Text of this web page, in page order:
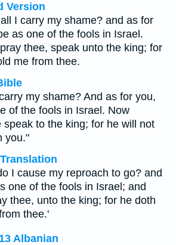
Version
I carry my shame? and as for
as one of the fools in Israel.
thee, speak unto the king; for
me from thee.
my shame? And as for you,
of the fools in Israel. Now
speak to the king; for he will not
you."
I cause my reproach to go? and
one of the fools in Israel; and
thee, unto the king; for he doth
thee.'
Albanian